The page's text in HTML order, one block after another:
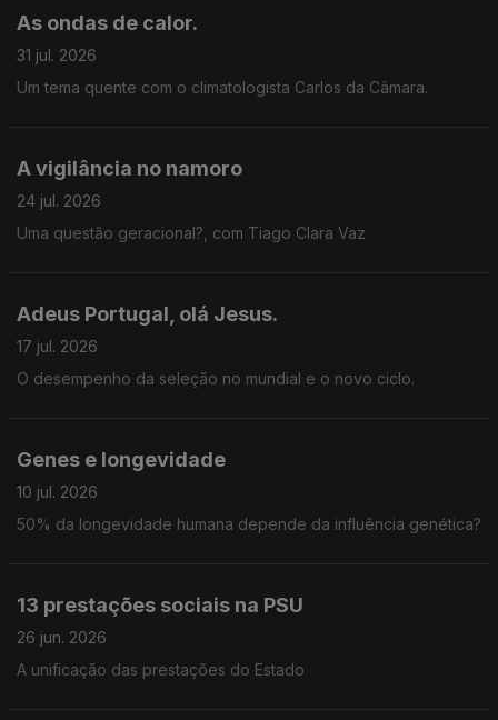
As ondas de calor.
31 jul. 2026
Um tema quente com o climatologista Carlos da Câmara.
A vigilância no namoro
24 jul. 2026
Uma questão geracional?, com Tiago Clara Vaz
Adeus Portugal, olá Jesus.
17 jul. 2026
O desempenho da seleção no mundial e o novo ciclo.
Genes e longevidade
10 jul. 2026
50% da longevidade humana depende da influência genética?
13 prestações sociais na PSU
26 jun. 2026
A unificação das prestações do Estado